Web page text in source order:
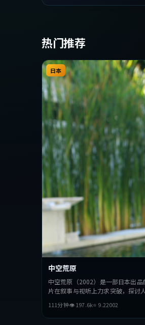
热门推荐
日本
中空荒原
中空荒原（2002）是一部日本出
片在叙事与视听上力求突破，探讨
111分钟👁197.6k⭐ 9.22002